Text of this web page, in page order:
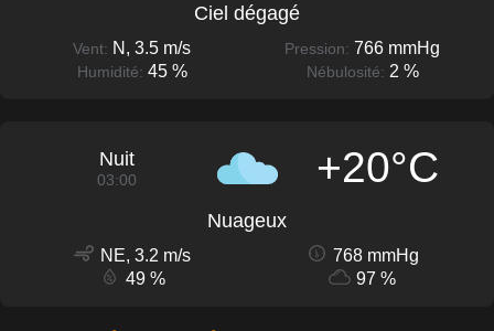
Ciel dégagé
Vent: N, 3.5 m/s Pression: 766 mmHg
Humidité: 45 % Nébulosité: 2 %
Nuit
03:00 +20°C
Nuageux
NE, 3.2 m/s
768 mmHg
49 %
97 %